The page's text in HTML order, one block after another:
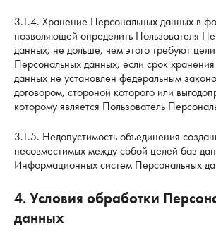
3.1.4. Хранение Персональных данных в
позволяющей определить Пользователя
данных, не дольше, чем этого требуют
Персональных данных, если срок
данных не установлен федеральным
договором, стороной которого или
которому является Пользователь
3.1.5. Недопустимость объединения
несовместимых между собой целей баз
Информационных систем Персональных
4. Условия обработки
данных